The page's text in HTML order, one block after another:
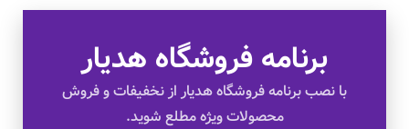
برنامه فروشگاه هدیار
با نصب برنامه فروشگاه هدیار از نخفیفات و فروش
محصولات ویژه مطلع شوید.